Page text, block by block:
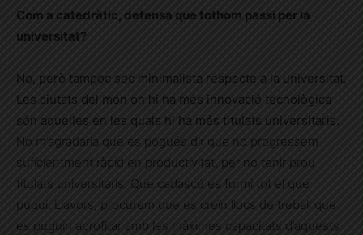
Com a catedràtic, defensa que tothom passi per la
universitat?
No, però tampoc soc minimalista respecte a la universitat.
Les ciutats del món on hi ha més innovació tecnològica
són aquelles en les quals hi ha més titulats universitaris.
No m’agradaria que es pogués dir que no progressem
suficientment ràpid en productivitat, per no tenir prou
titulats universitaris. Que cadascú es formi tot el que
pugui. Llavors, procurem que es creïn llocs de treball que
es puguin aprofitar amb les màximes capacitats d’aquests